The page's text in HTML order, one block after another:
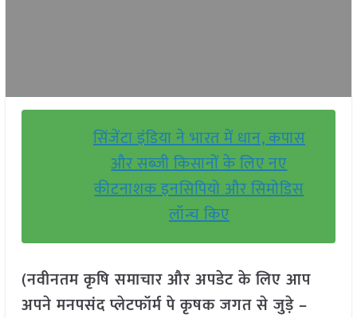
सिंजेंटा इंडिया ने भारत में धान, कपास
और सब्जी किसानों के लिए नए
कीटनाशक इनसिपियो और सिमोडिस
लॉन्च किए
(नवीनतम कृषि समाचार और अपडेट के लिए आप
अपने मनपसंद प्लेटफॉर्म पे कृषक जगत से जुड़े –